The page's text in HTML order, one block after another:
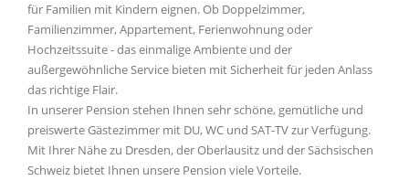
für Familien mit Kindern eignen. Ob Doppelzimmer,
Familienzimmer, Appartement, Ferienwohnung oder
Hochzeitssuite - das einmalige Ambiente und der
außergewöhnliche Service bieten mit Sicherheit für jeden Anlass
das richtige Flair.
In unserer Pension stehen Ihnen sehr schöne, gemütliche und
preiswerte Gästezimmer mit DU, WC und SAT-TV zur Verfügung.
Mit Ihrer Nähe zu Dresden, der Oberlausitz und der Sächsischen
Schweiz bietet Ihnen unsere Pension viele Vorteile.